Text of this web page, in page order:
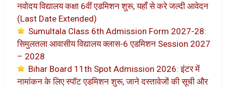
नवोदय विद्यालय कक्षा 6वीं एडमिशन शुरू, यहाँ से करे जल्दी आवेदन
(Last Date Extended)
Sumultala Class 6th Admission Form 2027-28:
सिमुलतला आवासीय विद्यालय क्लास-6 एडमिशन Session 2027
– 2028
Bihar Board 11th Spot Admission 2026: इंटर में
नामांकन के लिए स्पॉट एडमिशन शुरू, जाने दस्तावेजों की सूची और